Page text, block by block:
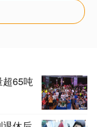
超65吨